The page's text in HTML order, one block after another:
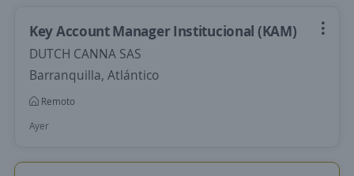
Key Account Manager Institucional (KAM)
DUTCH CANNA SAS
Barranquilla, Atlántico
Remoto
Ayer